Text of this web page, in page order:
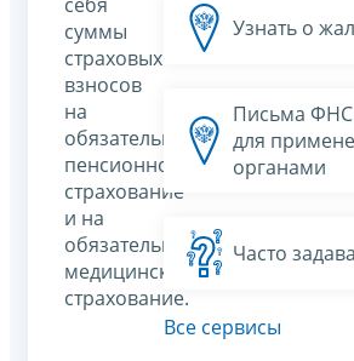
суммы
страховых
взносов
на
обязательное
пенсионное
страхование
и на
обязательное
медицинское
страхование.
Узнать о
Письма ФНС
для
органами
Часто
Все сервисы